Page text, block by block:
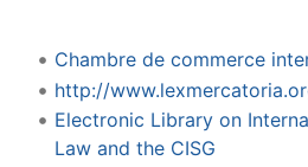
Chambre de commerce
http://
Electronic Library on
Law and the CISG